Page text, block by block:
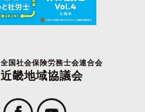
全国社会保険労務士会連合会
近畿地域協議会